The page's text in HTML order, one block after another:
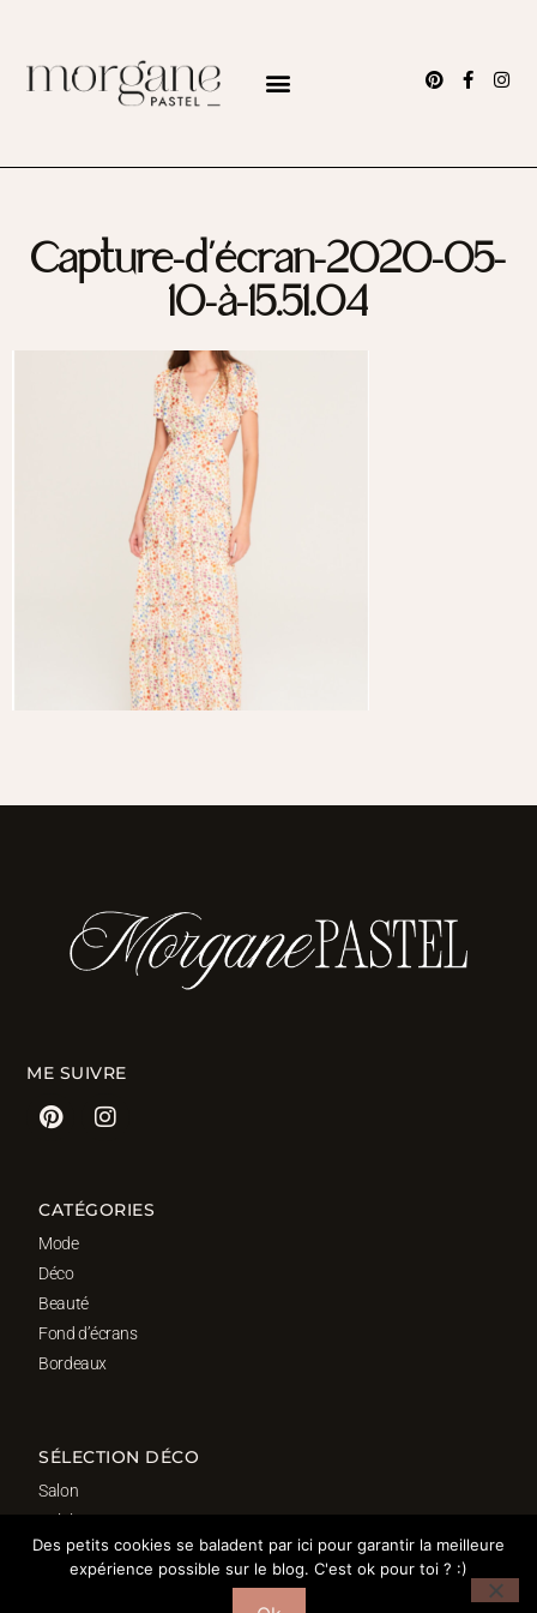
Capture-d’écran-2020-05-
10-à-15.51.04
ME SUIVRE
CATÉGORIES
Mode
Déco
Beauté
Fond d’écrans
Bordeaux
SÉLECTION DÉCO
Salon
Cuisine
Salle de bain
Chambre
Des petits cookies se baladent par ici pour garantir la meilleure
expérience possible sur le blog. C'est ok pour toi ? :)